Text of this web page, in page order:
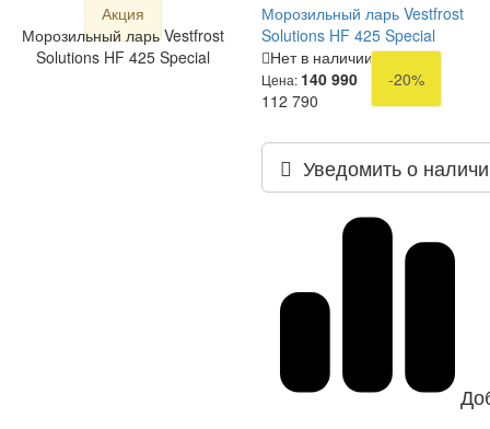
Акция
Морозильный ларь Vestfrost
Solutions HF 425 Special
Морозильный ларь Vestfrost
Solutions HF 425 Special
Нет в наличии
Цена: 140 990
-20%
112 790
Уведомить о